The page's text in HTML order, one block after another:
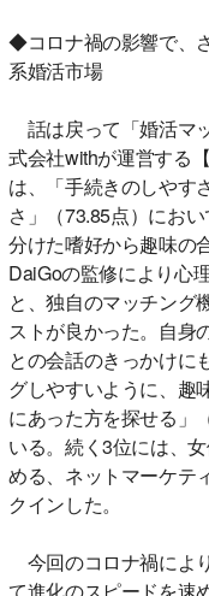
◆コロナ禍の影響で、
系婚活市場
話は戻って「婚活マ
式会社withが運営する
は、「手続きのしやす
さ」（73.85点）にお
分けた嗜好から趣味の
DaiGoの監修により心
と、独自のマッチング
ストが良かった。自身
との会話のきっかけに
グしやすいように、趣
にあった方を探せる」
いる。続く3位には、
める、ネットマーケテ
クインした。
今回のコロナ禍によ